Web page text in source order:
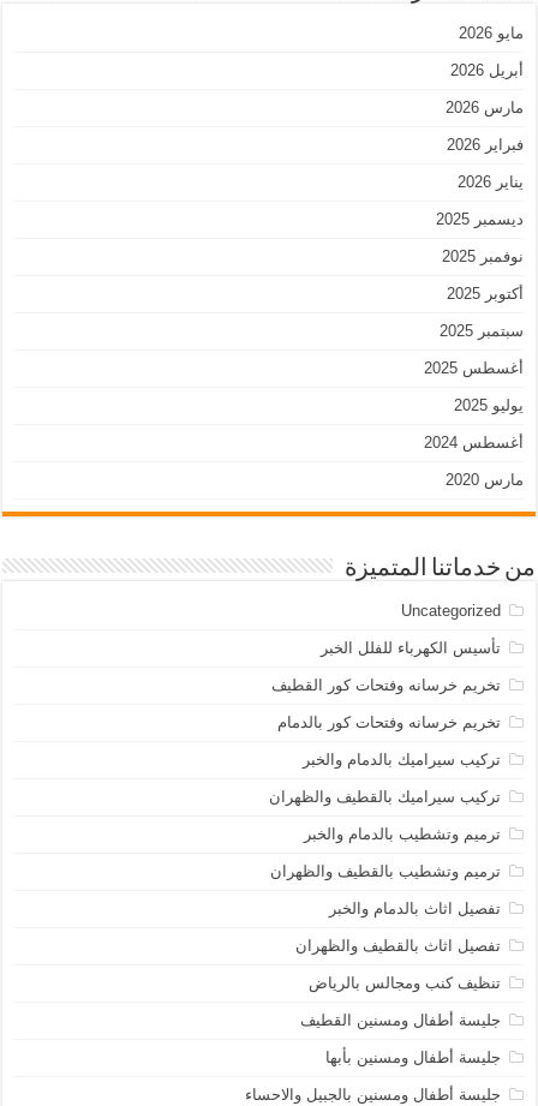
مايو 2026
أبريل 2026
مارس 2026
فبراير 2026
يناير 2026
ديسمبر 2025
نوفمبر 2025
أكتوبر 2025
سبتمبر 2025
أغسطس 2025
يوليو 2025
أغسطس 2024
مارس 2020
من خدماتنا المتميزة
Uncategorized
تأسيس الكهرباء للفلل الخبر
تخريم خرسانه وفتحات كور القطيف
تخريم خرسانه وفتحات كور بالدمام
تركيب سيراميك بالدمام والخبر
تركيب سيراميك بالقطيف والظهران
ترميم وتشطيب بالدمام والخبر
ترميم وتشطيب بالقطيف والظهران
تفصيل اثاث بالدمام والخبر
تفصيل اثاث بالقطيف والظهران
تنظيف كنب ومجالس بالرياض
جليسة أطفال ومسنين القطيف
جليسة أطفال ومسنين بأبها
جليسة أطفال ومسنين بالجبيل والاحساء